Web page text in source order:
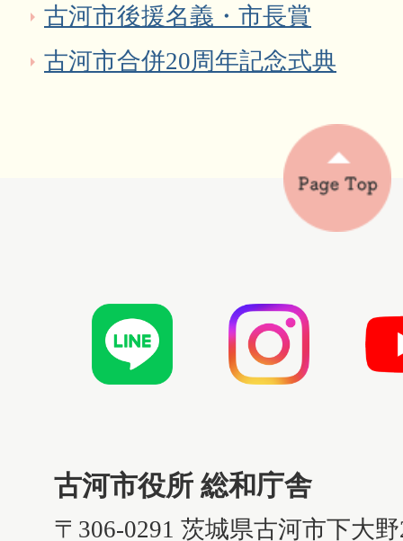
古河市後援名義・市長賞
古河市合併20周年記念式典
古河市役所 総和庁舎
〒306-0291 茨城県古河市下大